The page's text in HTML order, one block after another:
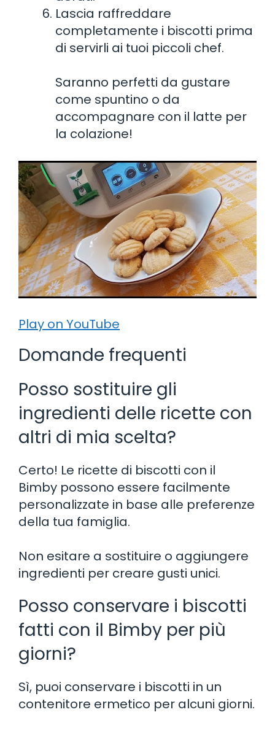
Lascia raffreddare
completamente i biscotti prima
di servirli ai tuoi piccoli chef.
Saranno perfetti da gustare
come spuntino o da
accompagnare con il latte per
la colazione!
Play on YouTube
Domande frequenti
Posso sostituire gli
ingredienti delle ricette con
altri di mia scelta?
Certo! Le ricette di biscotti con il
Bimby possono essere facilmente
personalizzate in base alle preferenze
della tua famiglia.
Non esitare a sostituire o aggiungere
ingredienti per creare gusti unici.
Posso conservare i biscotti
fatti con il Bimby per più
giorni?
Sì, puoi conservare i biscotti in un
contenitore ermetico per alcuni giorni.